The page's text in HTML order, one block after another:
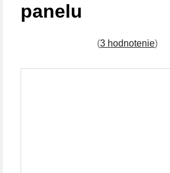
panelu
(3 hodnotenie)